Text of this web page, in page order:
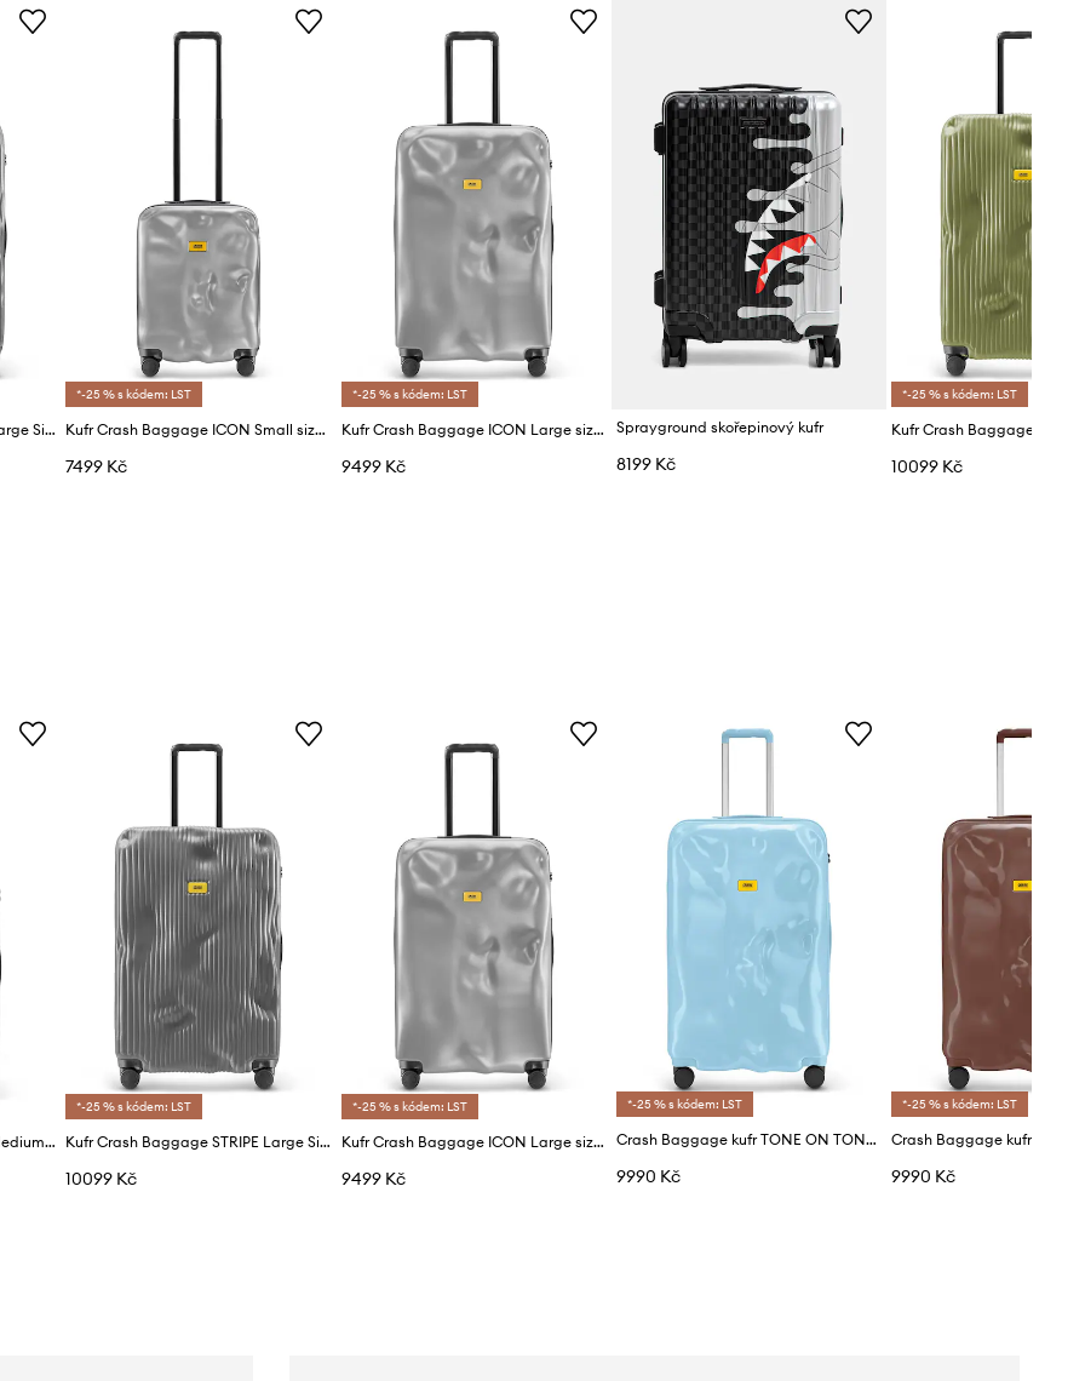
ID produktu
Kufr Crash Baggage STRIPE Large Size 79x50x30 cm
*-25 % s kódem: LST
Kufr Crash Baggage ICON Small size 55x40x22 cm
7499 Kč
*-25 % s kódem: LST
Kufr Crash Baggage ICON Large size 79x50x30 cm
9499 Kč
Sprayground skořepinový kufr
8199 Kč
*-25 % s kódem: LST
10099 Kč
Kufr Crash Baggage STRIPE Medium Size 68x45x26 cm
*-25 % s kódem: LST
Kufr Crash Baggage STRIPE Large Size 79x50x30 cm
10099 Kč
*-25 % s kódem: LST
Kufr Crash Baggage ICON Large size 79x50x30 cm
9499 Kč
*-25 % s kódem: LST
Crash Baggage kufr TONE ON TONE Large size 79x50x30 cm
9990 Kč
*-25 % s kódem: LST
9990 Kč